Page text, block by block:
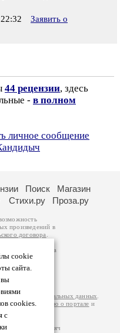
Заявить о
44 рецензии, здесь
- в полном
личное сообщение
cookie
сайта.
вы
cookies.
с
Поиск
Магазин
Стихи.ру Проза.ру
произведений в
договора
авторам
возможна
вы можете
за
на
персональных данных
информацию о портале и
порядка 100 тысяч